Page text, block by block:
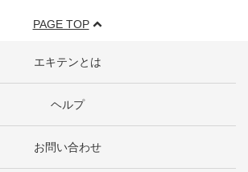
PAGE TOP
エキテンとは
ヘルプ
お問い合わせ